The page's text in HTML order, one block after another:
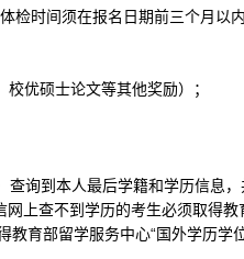
检时间须在报名日期前三个月以内
优硕士论文等其他奖励）；
查询到本人最后学籍和学历信息
上查不到学历的考生必须取得教
育部留学服务中心“国外学历学